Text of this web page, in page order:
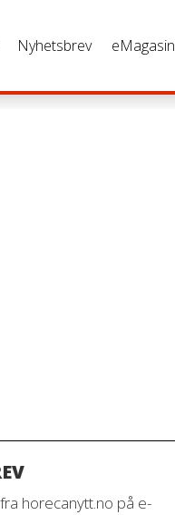
Nyhetsbrev eMagasin
horecanytt.no på e-